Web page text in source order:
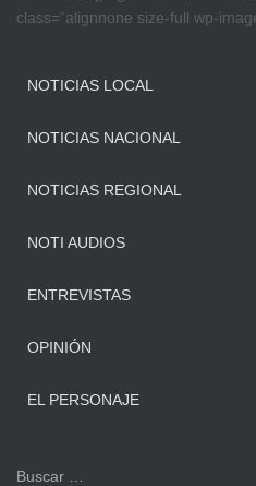
class=”alignnone size-full wp-
NOTICIAS LOCAL
NOTICIAS NACIONAL
NOTICIAS REGIONAL
NOTI AUDIOS
ENTREVISTAS
OPINIÓN
EL PERSONAJE
B
Buscar …